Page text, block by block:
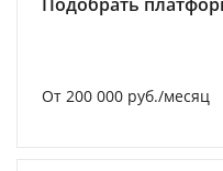
От 200 000 руб./месяц